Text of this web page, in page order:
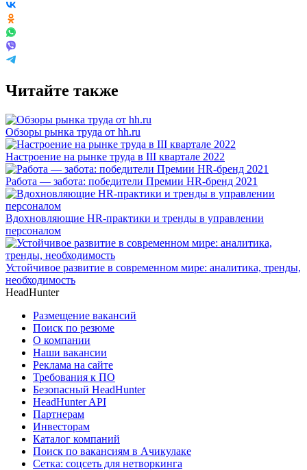
Читайте также
Обзоры рынка труда от hh.ru
Настроение на рынке труда в III квартале 2022
Работа — забота: победители Премии HR-бренд 2021
Вдохновляющие HR-практики и тренды в управлении
персоналом
Устойчивое развитие в современном мире: аналитика, тренды,
необходимость
HeadHunter
Размещение вакансий
Поиск по резюме
О компании
Наши вакансии
Реклама на сайте
Требования к ПО
Безопасный HeadHunter
HeadHunter API
Партнерам
Инвесторам
Каталог компаний
Поиск по вакансиям в Ачикулаке
Сетка: соцсеть для нетворкинга